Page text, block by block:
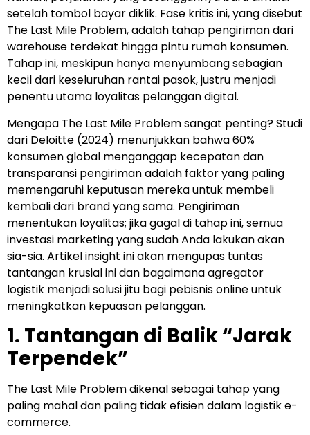
setelah tombol bayar diklik. Fase kritis ini, yang disebut
The Last Mile Problem, adalah tahap pengiriman dari
warehouse terdekat hingga pintu rumah konsumen.
Tahap ini, meskipun hanya menyumbang sebagian
kecil dari keseluruhan rantai pasok, justru menjadi
penentu utama loyalitas pelanggan digital.
Mengapa The Last Mile Problem sangat penting? Studi
dari Deloitte (2024) menunjukkan bahwa 60%
konsumen global menganggap kecepatan dan
transparansi pengiriman adalah faktor yang paling
memengaruhi keputusan mereka untuk membeli
kembali dari brand yang sama. Pengiriman
menentukan loyalitas; jika gagal di tahap ini, semua
investasi marketing yang sudah Anda lakukan akan
sia-sia. Artikel insight ini akan mengupas tuntas
tantangan krusial ini dan bagaimana agregator
logistik menjadi solusi jitu bagi pebisnis online untuk
meningkatkan kepuasan pelanggan.
1. Tantangan di Balik “Jarak
Terpendek”
The Last Mile Problem dikenal sebagai tahap yang
paling mahal dan paling tidak efisien dalam logistik e-
commerce.